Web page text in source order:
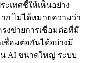
เทศชี้ให้เห็นอย่าง
ก ไม่ได้หมายความว่า
งข่ายการเชื่อมต่อที่มี
ชื่อมต่อกันได้อย่างมี
AI ขนาดใหญ่ ระบบ